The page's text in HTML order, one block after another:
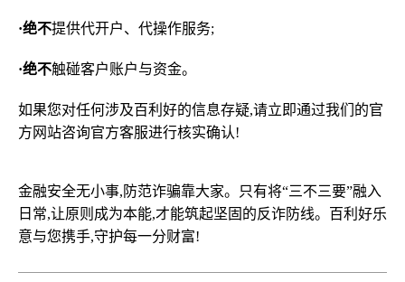
·绝不提供代开户、代操作服务;
·绝不触碰客户账户与资金。
如果您对任何涉及百利好的信息存疑,请立即通过我们的官
方网站咨询官方客服进行核实确认!
金融安全无小事,防范诈骗靠大家。只有将“三不三要”融入
日常,让原则成为本能,才能筑起坚固的反诈防线。百利好乐
意与您携手,守护每一分财富!